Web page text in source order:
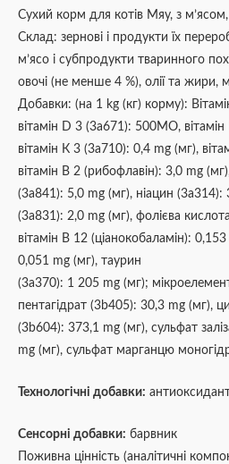
Сухий корм для котів Мяу, з
Склад: зернові і продукти їх
м’ясо і субпродукти тваринного
овочі (не менше 4 %), олії та жири,
Добавки: (на 1 kg (кг) корму):
вітамін D 3 (3a671): 500МО,
вітамін К 3 (3a710): 0,4 mg (мг),
вітамін В 2 (рибофлавін): 3,0 mg
(3a841): 5,0 mg (мг), ніацин (3а314):
(3a831): 2,0 mg (мг), фолієва
вітамін В 12 (ціанокобаламін):
0,051 mg (мг), таурин
(3a370): 1 205 mg (мг);
пентагідрат (3b405): 30,3 mg (мг),
(3b604): 373,1 mg (мг), сульфат
mg (мг), сульфат марганцю
Технологічні добавки:
Сенсорні добавки: барвник
Поживна цінність (аналітичні